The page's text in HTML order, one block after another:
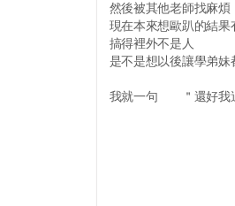
然後被其他老師找麻煩
現在本來想歐趴的結果
搞得裡外不是人
是不是想以後讓學弟妹
我就一句 ＂還好我